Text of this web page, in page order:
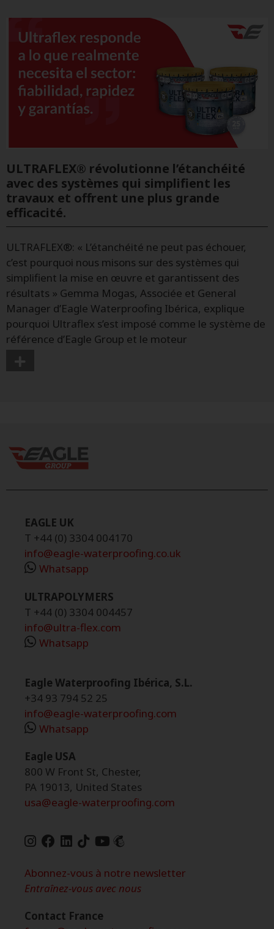
ULTRAFLEX® révolutionne l’étanchéité
avec des systèmes qui simplifient les
travaux et offrent une plus grande
efficacité.
ULTRAFLEX®: « L’étanchéité ne peut pas échouer,
c’est pourquoi nous misons sur des systèmes qui
simplifient la mise en œuvre et garantissent des
résultats » Gemma Mogas, Associée et General
Manager d’Eagle Waterproofing Ibérica, explique
pourquoi Ultraflex s’est imposé comme le système de
référence d’Eagle Group et le moteur
EAGLE UK
T +44 (0) 3304 004170
info@eagle-waterproofing.co.uk
Whatsapp
ULTRAPOLYMERS
T +44 (0) 3304 004457
info@ultra-flex.com
Whatsapp
Eagle Waterproofing Ibérica, S.L.
+34 93 794 52 25
info@eagle-waterproofing.com
Whatsapp
Eagle USA
800 W Front St, Chester,
PA 19013, United States
usa@eagle-waterproofing.com
Abonnez-vous à notre newsletter
Entraînez-vous avec nous
Contact France